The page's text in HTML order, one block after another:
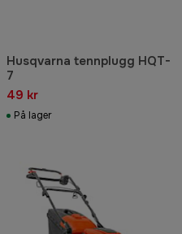
Husqvarna tennplugg HQT-
7
49 kr
På lager